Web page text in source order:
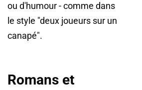
ou d'humour - comme dans
le style "deux joueurs sur un
canapé".
Romans et